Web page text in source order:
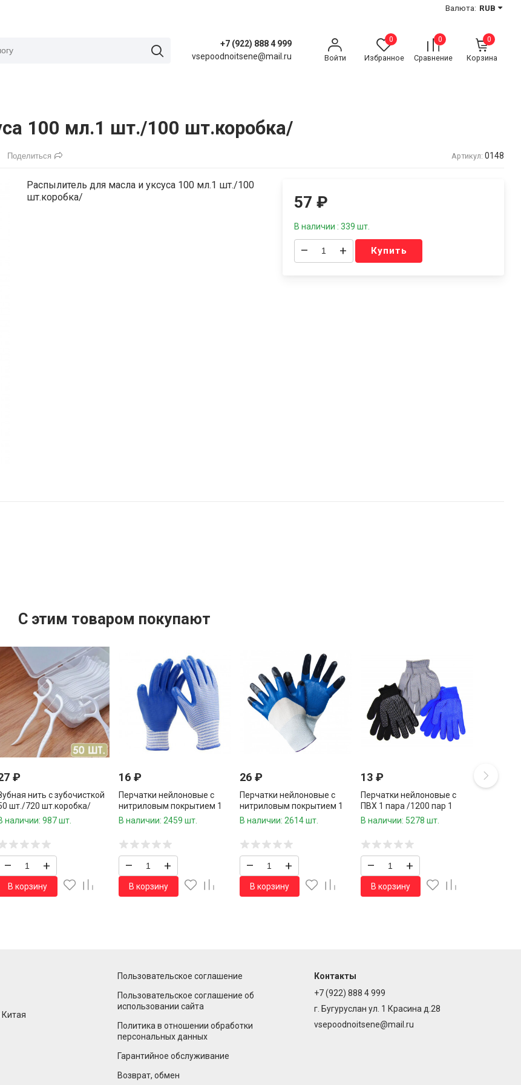
Валюта: RUB
+7 (922) 888 4 999
vsepoodnoitsene@mail.ru
Войти
0
Избранное
0
Сравнение
0
Корзина
100 мл.1 шт./100 шт.коробка/
Поделиться Артикул: 0148
Распылитель для масла и уксуса 100 мл.1 шт./100
шт.коробка/
57₽
В наличии : 339 шт.
– + Купить
C этим товаром покупают
₽
нить с зубочисткой
шт./720 шт.коробка/
наличии: 987 шт.
– +
В корзину
16 ₽
Перчатки нейлоновые с
нитриловым покрытием 1
пара /960 шт.коробка/
В наличии: 2459 шт.
– +
В корзину
26 ₽
Перчатки нейлоновые с
нитриловым покрытием 1
пара
В наличии: 2614 шт.
– +
В корзину
13 ₽
Перчатки нейлоновые с
ПВХ 1 пара /1200 пар 1
коробка/
В наличии: 5278 шт.
– +
В корзину
Китая
Пользовательское соглашение
Пользовательское соглашение об
использовании сайта
Политика в отношении обработки
персональных данных
Гарантийное обслуживание
Возврат, обмен
Контакты
+7 (922) 888 4 999
г. Бугуруслан ул. 1 Красина д.28
vsepoodnoitsene@mail.ru